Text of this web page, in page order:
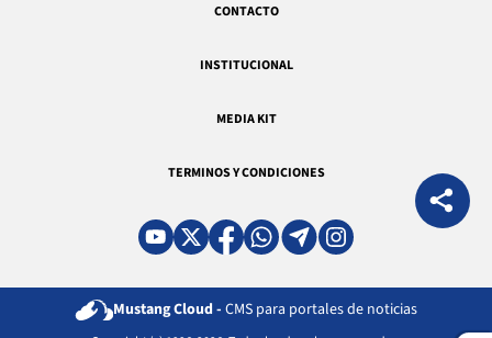
CONTACTO
INSTITUCIONAL
MEDIA KIT
TERMINOS Y CONDICIONES
Mustang Cloud - CMS para portales de noticias